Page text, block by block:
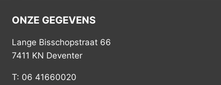
ONZE GEGEVENS
Lange Bisschopstraat 66
7411 KN Deventer
T: 06 41660020